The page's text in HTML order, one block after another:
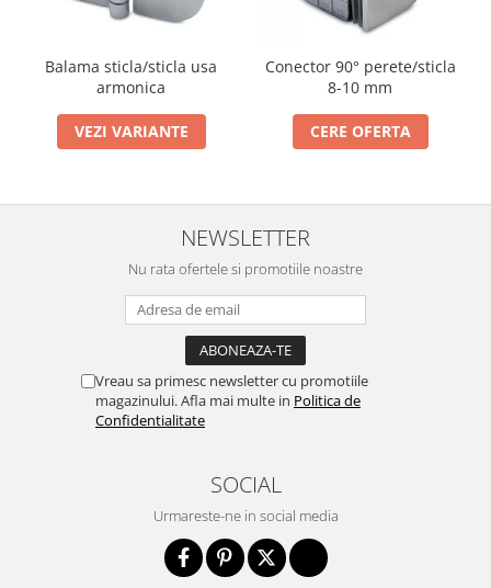
Balustrade cu montanti
Cleme montanti balustrada
Cabluri si componente montanti
balustrada
Mana curenta
Accesorii mana curenta
Prinderi punctuale
Cleme sticla
Balama sticla/sticla usa
armonica
VEZI VARIANTE
Conector 90° perete/sticla
8-10 mm
CERE OFERTA
NEWSLETTER
Nu rata ofertele si promotiile noastre
Vreau sa primesc newsletter cu promotiile
magazinului. Afla mai multe in Politica de
Confidentialitate
SOCIAL
Urmareste-ne in social media